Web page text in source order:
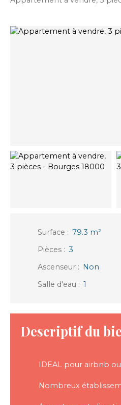
Surface : 79.3 m²
Pièces : 3
Ascenseur : Non
Salle d'eau : 1
Descriptif du
IDEAL pour airbnb